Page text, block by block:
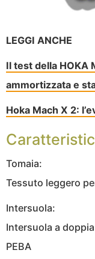
LEGGI ANCHE
Il test della HOKA
ammortizzata e
Hoka Mach X 2:
Tomaia:
Tessuto leggero
Intersuola:
Intersuola a
PEBA